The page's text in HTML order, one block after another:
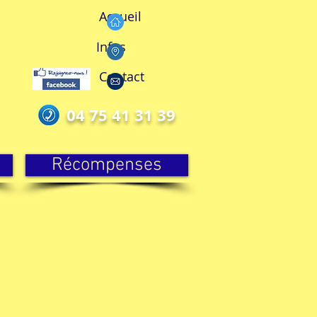
Accueil
Infos
Contact
04 75 41 31 39
Récompenses